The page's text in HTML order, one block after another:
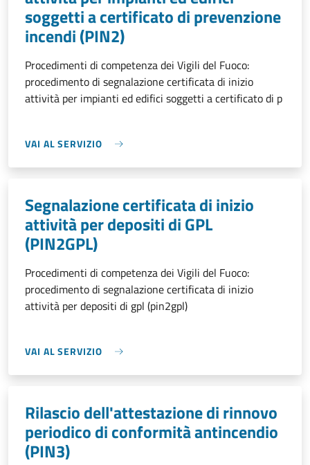
soggetti a certificato di prevenzione
incendi (PIN2)
Procedimenti di competenza dei Vigili del Fuoco:
procedimento di segnalazione certificata di inizio
attività per impianti ed edifici soggetti a certificato di p
VAI AL SERVIZIO
Segnalazione certificata di inizio
attività per depositi di GPL
(PIN2GPL)
Procedimenti di competenza dei Vigili del Fuoco:
procedimento di segnalazione certificata di inizio
attività per depositi di gpl (pin2gpl)
VAI AL SERVIZIO
Rilascio dell'attestazione di rinnovo
periodico di conformità antincendio
(PIN3)